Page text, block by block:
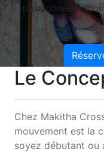
passionnée à
Le
Chez Makitha
mouvement est la
soyez débutant ou